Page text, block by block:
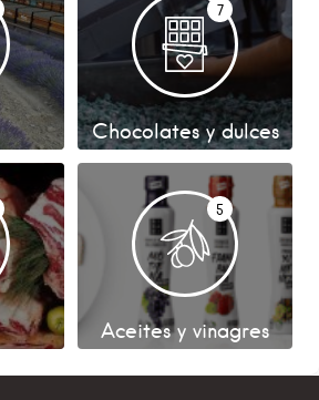
7
Chocolates y dulces
5
Aceites y vinagres